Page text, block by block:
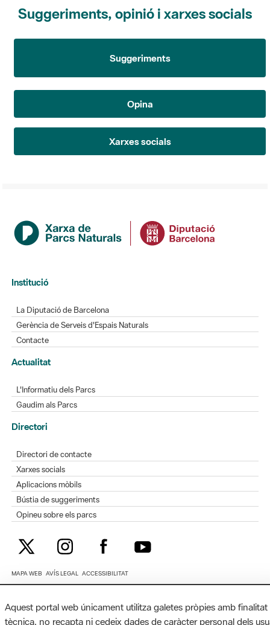
Suggeriments, opinió i xarxes socials
Suggeriments
Opina
Xarxes socials
Institució
La Diputació de Barcelona
Gerència de Serveis d'Espais Naturals
Contacte
Actualitat
L'Informatiu dels Parcs
Gaudim als Parcs
Directori
Directori de contacte
Xarxes socials
Aplicacions mòbils
Bústia de suggeriments
Opineu sobre els parcs
MAPA WEB AVÍS LEGAL ACCESSIBILITAT
Diputació de Barcelona. Edifici Llacuna, 1a planta. Badajoz, 49. 08005
Barcelona. Tel. 934 022 428 / xarxaparcs@diba.cat
Aquest portal web únicament utilitza galetes pròpies amb finalitat
tècnica, no recapta ni cedeix dades de caràcter personal dels